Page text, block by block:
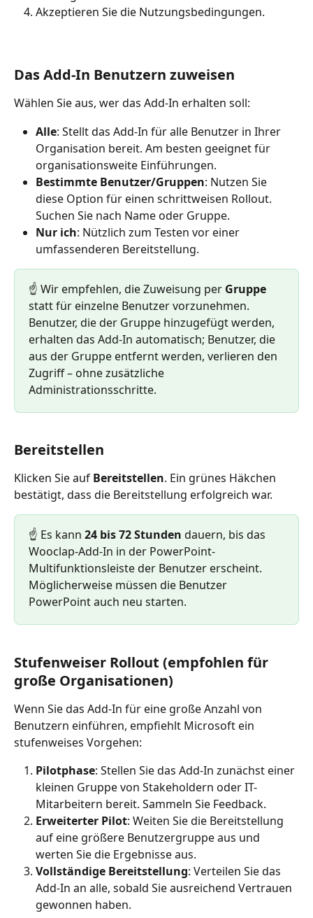
Akzeptieren Sie die Nutzungsbedingungen.
Das Add-In Benutzern zuweisen
Wählen Sie aus, wer das Add-In erhalten soll:
Alle: Stellt das Add-In für alle Benutzer in Ihrer
Organisation bereit. Am besten geeignet für
organisationsweite Einführungen.
Bestimmte Benutzer/Gruppen: Nutzen Sie
diese Option für einen schrittweisen Rollout.
Suchen Sie nach Name oder Gruppe.
Nur ich: Nützlich zum Testen vor einer
umfassenderen Bereitstellung.
☝️ Wir empfehlen, die Zuweisung per Gruppe
statt für einzelne Benutzer vorzunehmen.
Benutzer, die der Gruppe hinzugefügt werden,
erhalten das Add-In automatisch; Benutzer, die
aus der Gruppe entfernt werden, verlieren den
Zugriff – ohne zusätzliche
Administrationsschritte.
Bereitstellen
Klicken Sie auf Bereitstellen. Ein grünes Häkchen
bestätigt, dass die Bereitstellung erfolgreich war.
☝️ Es kann 24 bis 72 Stunden dauern, bis das
Wooclap-Add-In in der PowerPoint-
Multifunktionsleiste der Benutzer erscheint.
Möglicherweise müssen die Benutzer
PowerPoint auch neu starten.
Stufenweiser Rollout (empfohlen für
große Organisationen)
Wenn Sie das Add-In für eine große Anzahl von
Benutzern einführen, empfiehlt Microsoft ein
stufenweises Vorgehen:
Pilotphase: Stellen Sie das Add-In zunächst einer
kleinen Gruppe von Stakeholdern oder IT-
Mitarbeitern bereit. Sammeln Sie Feedback.
Erweiterter Pilot: Weiten Sie die Bereitstellung
auf eine größere Benutzergruppe aus und
werten Sie die Ergebnisse aus.
Vollständige Bereitstellung: Verteilen Sie das
Add-In an alle, sobald Sie ausreichend Vertrauen
gewonnen haben.